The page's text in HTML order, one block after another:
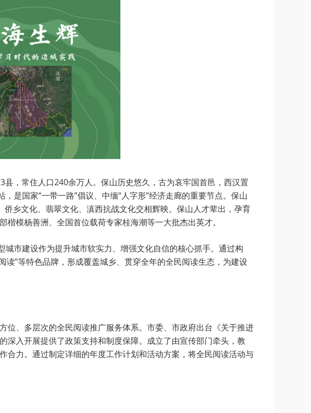
，常住人口240余万人。保山历史悠久，古为哀牢国首邑，西汉置
是国家“一带一路”倡议、中缅“人字形”经济走廊的重要节点。保山
乡文化、翡翠文化、滇西抗战文化交相辉映。保山人才辈出，孕育
模杨善洲、全国首位载荷专家桂海潮等一大批杰出英才。
市建设作为提升城市软实力、增强文化自信的核心抓手。通过构
读”等特色品牌，形成覆盖城乡、贯穿全年的全民阅读生态，为建设
、多层次的全民阅读推广服务体系。市委、市政府出台《关于推进
入开展提供了政策支持和制度保障。成立了由宣传部门牵头，教
力。通过制定详细的年度工作计划和活动方案，将全民阅读活动与